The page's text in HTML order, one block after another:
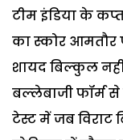
टीम इंडिया के
का स्‍कोर आमतौर
शायद बिल्‍कुल नहीं
बल्‍लेबाजी फॉर्म
टेस्‍ट में जब विराट